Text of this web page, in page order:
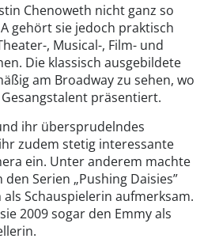
Chenoweth nicht ganz so
gehört sie jedoch praktisch
, Musical-, Film- und
Die klassisch ausgebildete
am Broadway zu sehen, wo
präsentiert.
ihr übersprudelndes
zudem stetig interessante
ein. Unter anderem machte
Serien „Pushing Daisies”
als Schauspielerin aufmerksam.
2009 sogar den Emmy als